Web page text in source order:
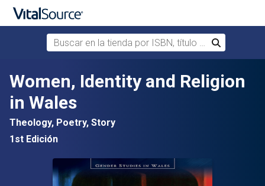
Saltar al contenido principal
Buscar en la tienda por ISBN, título o autor
Buscar
Women, Identity and Religion
in Wales
Theology, Poetry, Story
1st Edición